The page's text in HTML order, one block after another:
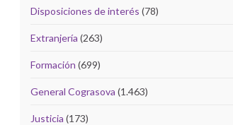
Disposiciones de interés (78)
Extranjería (263)
Formación (699)
General Cograsova (1.463)
Justicia (173)